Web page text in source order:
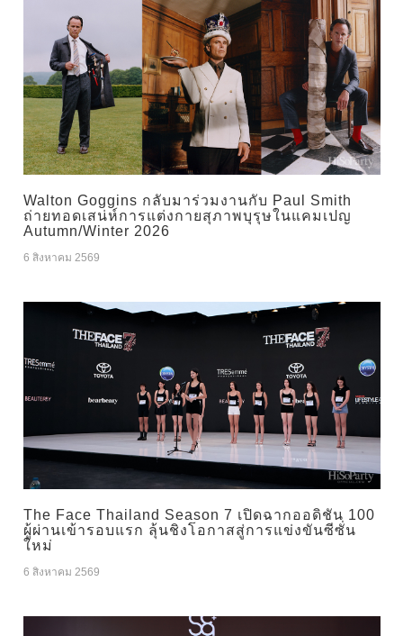
Walton Goggins กลับมาร่วมงานกับ Paul Smith
ถ่ายทอดเสน่ห์การแต่งกายสุภาพบุรุษในแคมเปญ
Autumn/Winter 2026
6 สิงหาคม 2569
The Face Thailand Season 7 เปิดฉากออดิชัน 100
ผู้ผ่านเข้ารอบแรก ลุ้นชิงโอกาสสู่การแข่งขันซีซั่น
ใหม่
6 สิงหาคม 2569